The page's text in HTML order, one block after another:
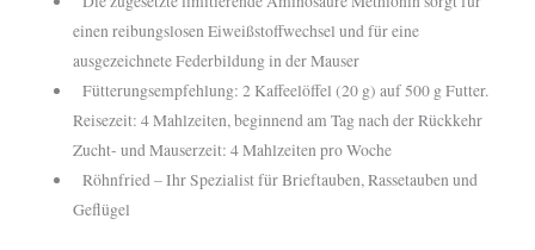
einen reibungslosen Eiweißstoffwechsel und für eine
ausgezeichnete Federbildung in der Mauser
Fütterungsempfehlung: 2 Kaffeelöffel (20 g) auf 500 g Futter.
Reisezeit: 4 Mahlzeiten, beginnend am Tag nach der Rückkehr
Zucht- und Mauserzeit: 4 Mahlzeiten pro Woche
Röhnfried – Ihr Spezialist für Brieftauben, Rassetauben und
Geflügel